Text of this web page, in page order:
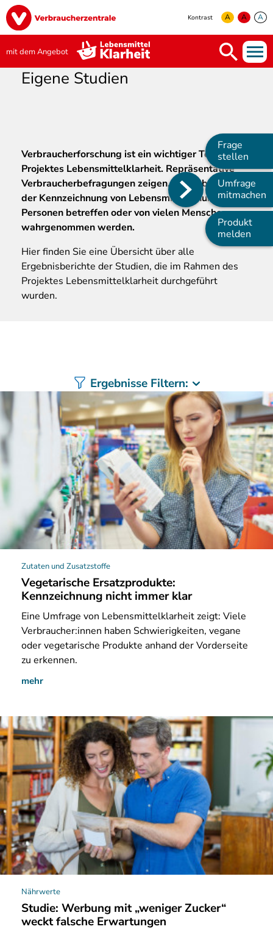
Direkt
zum
Inhalt
Image
Kontrast A A A
mit dem Angebot
Main
navigation
Frage
stellen
Umfrage
mitmachen
Produkt
melden
Eigene Studien
Verbraucherforschung ist ein wichtiger Teil des
Projektes Lebensmittelklarheit. Repräsentative
Verbraucherbefragungen zeigen, ob Probleme bei
der Kennzeichnung von Lebensmitteln nur einzelne
Personen betreffen oder von vielen Menschen
wahrgenommen werden.
Hier finden Sie eine Übersicht über alle
Ergebnisberichte der Studien, die im Rahmen des
Projektes Lebensmittelklarheit durchgeführt
wurden.
Ergebnisse Filtern:
Zutaten und Zusatzstoffe
Vegetarische Ersatzprodukte:
Kennzeichnung nicht immer klar
Eine Umfrage von Lebensmittelklarheit zeigt: Viele
Verbraucher:innen haben Schwierigkeiten, vegane
oder vegetarische Produkte anhand der Vorderseite
zu erkennen.
mehr
Nährwerte
Studie: Werbung mit „weniger Zucker“
weckt falsche Erwartungen